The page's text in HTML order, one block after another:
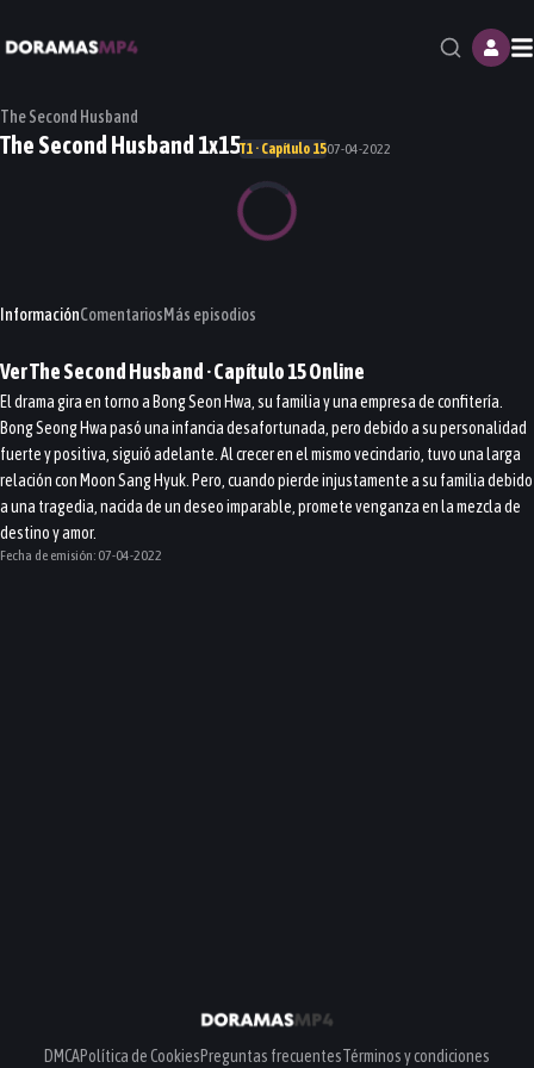
The Second Husband
The Second Husband 1x15T1 · Capítulo 1507-04-2022
InformaciónComentariosMás episodios
VerThe Second Husband· Capítulo15Online
El drama gira en torno a Bong Seon Hwa, su familia y una empresa de confitería.
Bong Seong Hwa pasó una infancia desafortunada, pero debido a su personalidad
fuerte y positiva, siguió adelante. Al crecer en el mismo vecindario, tuvo una larga
relación con Moon Sang Hyuk. Pero, cuando pierde injustamente a su familia debido
a una tragedia, nacida de un deseo imparable, promete venganza en la mezcla de
destino y amor.
Fecha de emisión: 07-04-2022
DMCAPolítica de CookiesPreguntas frecuentesTérminos y condiciones